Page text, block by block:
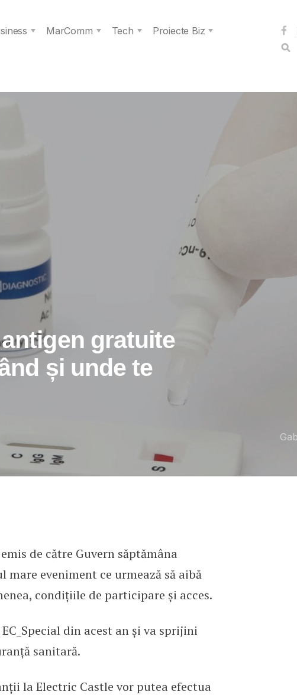
MarComm Tech
Proiecte Biz
gratuite
și unde te
la Electric Castle. Când și
de către Guvern săptămâna
mare eveniment ce urmează să aibă
condițiile de participare și acces.
din acest an și va sprijini
sanitară.
la Electric Castle vor putea efectua